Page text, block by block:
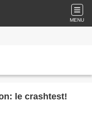
MENU
le crashtest!